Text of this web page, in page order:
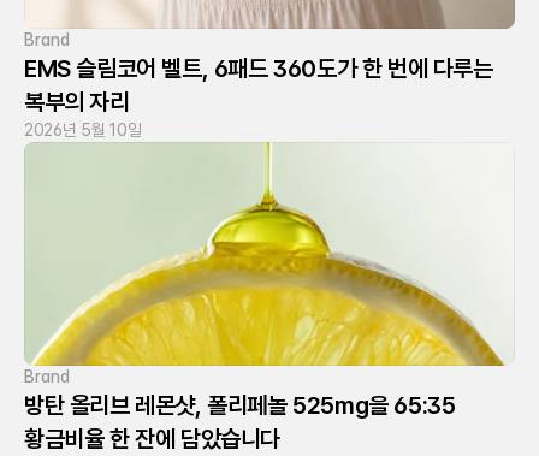
Brand
EMS 슬림코어 벨트, 6패드 360도가 한 번에 다루는
복부의 자리
2026년 5월 10일
Brand
방탄 올리브 레몬샷, 폴리페놀 525mg을 65:35
황금비율 한 잔에 담았습니다